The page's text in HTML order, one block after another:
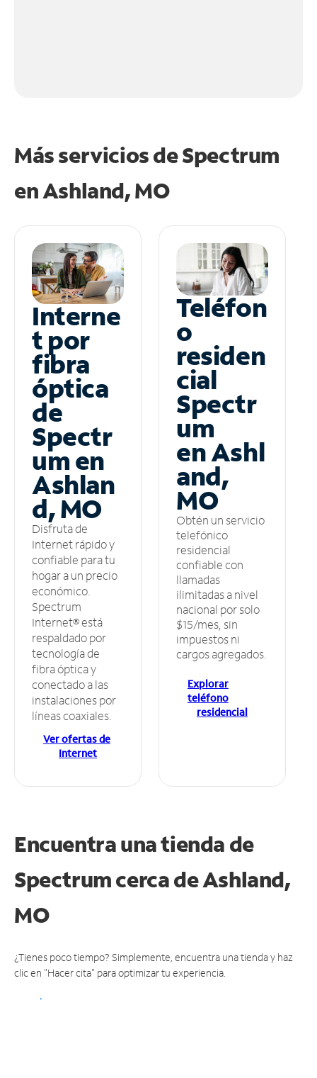
Más servicios de Spectrum
enAshland, MO
Interne
t por
fibra
óptica
de
Spectr
um en
Ashlan
d, MO
Disfruta de
Internet rápido y
confiable para tu
hogar a un precio
económico.
Spectrum
Internet® está
respaldado por
tecnología de
fibra óptica y
conectado a las
instalaciones por
líneas coaxiales.
Ver ofertas de
Internet
Teléfon
o
residen
cial
Spectr
um
en Ashl
and,
MO
Obtén un servicio
telefónico
residencial
confiable con
llamadas
ilimitadas a nivel
nacional por solo
$15/mes, sin
impuestos ni
cargos agregados.
Explorar
teléfono
residencial
Encuentra una tienda de
Spectrumcerca de Ashland,
MO
¿Tienes poco tiempo? Simplemente, encuentra una tienda y haz
clic en "Hacer cita" para optimizar tu experiencia.